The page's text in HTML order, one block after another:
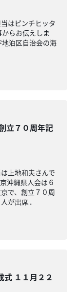
はピンチヒッタ
らお伝えしま
泊区自治会の海
立７０周年記
上地和夫さんで
沖縄県人会は６
で、創立７０周
が出席...
式 １１月２２